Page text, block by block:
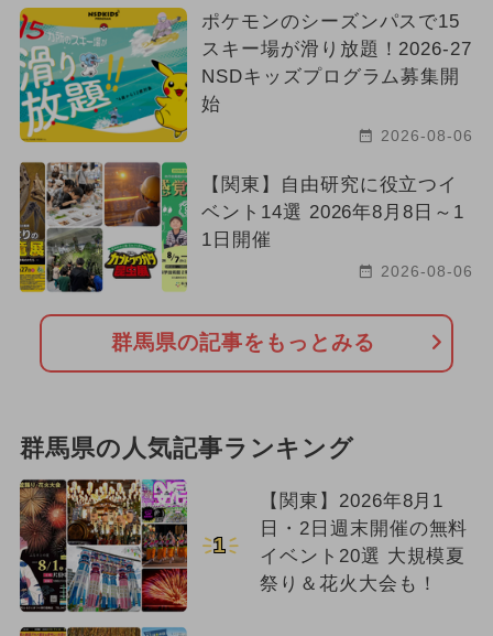
ポケモンのシーズンパスで15
スキー場が滑り放題！2026-27
NSDキッズプログラム募集開
始
2026-08-06
【関東】自由研究に役立つイ
ベント14選 2026年8月8日～1
1日開催
2026-08-06
群馬県の記事をもっとみる
群馬県の人気記事ランキング
1
【関東】2026年8月1
日・2日週末開催の無料
イベント20選 大規模夏
祭り＆花火大会も！